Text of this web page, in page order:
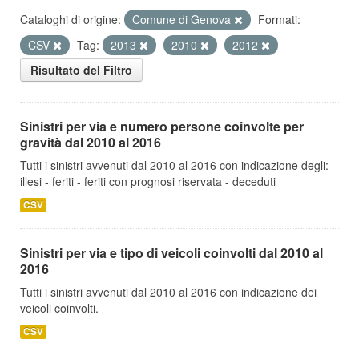
Cataloghi di origine: Comune di Genova
Formati:
CSV
Tag: 2013 2010
2012
Risultato del Filtro
Sinistri per via e numero persone coinvolte per
gravità dal 2010 al 2016
Tutti i sinistri avvenuti dal 2010 al 2016 con indicazione degli:
illesi - feriti - feriti con prognosi riservata - deceduti
CSV
Sinistri per via e tipo di veicoli coinvolti dal 2010 al
2016
Tutti i sinistri avvenuti dal 2010 al 2016 con indicazione dei
veicoli coinvolti.
CSV